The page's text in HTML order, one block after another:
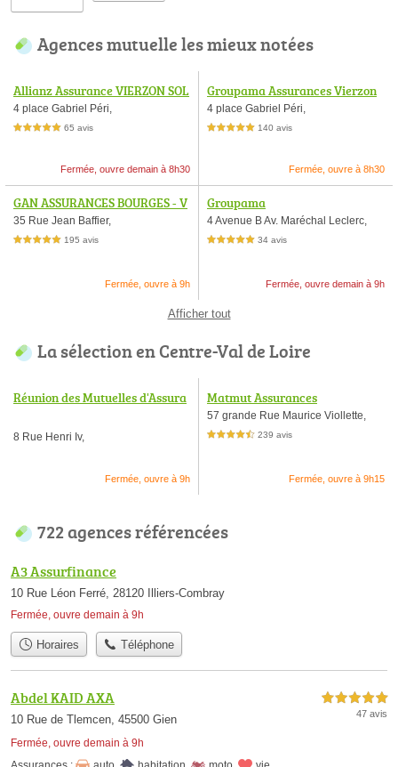
Agences mutuelle les mieux notées
Allianz Assurance VIERZON SOL
OGNE - Jérémy HUME
4 place Gabriel Péri,
5,0 étoiles sur 5 65 avis
Fermée, ouvre demain à 8h30
Groupama Assurances Vierzon
4 place Gabriel Péri,
5,0 étoiles sur 5 140 avis
Fermée, ouvre à 8h30
GAN ASSURANCES BOURGES - V
incent de MONVAL
35 Rue Jean Baffier,
5,0 étoiles sur 5 195 avis
Fermée, ouvre à 9h
Groupama
4 Avenue B Av. Maréchal Leclerc,
5,0 étoiles sur 5 34 avis
Fermée, ouvre demain à 9h
Afficher tout
La sélection en Centre-Val de Loire
Réunion des Mutuelles d'Assura
8 Rue Henri Iv,
Fermée, ouvre à 9h
Matmut Assurances
57 grande Rue Maurice Viollette,
4,5 étoiles sur 5 239 avis
Fermée, ouvre à 9h15
722 agences référencées
A3 Assurfinance
10 Rue Léon Ferré, 28120 Illiers-Combray
Fermée, ouvre demain à 9h
Horaires Téléphone
Abdel KAID AXA
10 Rue de Tlemcen, 45500 Gien
Fermée, ouvre demain à 9h
5,0 étoiles sur 5
47 avis